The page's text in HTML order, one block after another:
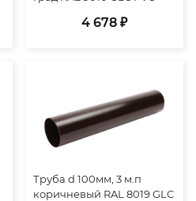
4 678 ₽
Труба d 100мм, 3 м.п
коричневый RAL 8019 GLC